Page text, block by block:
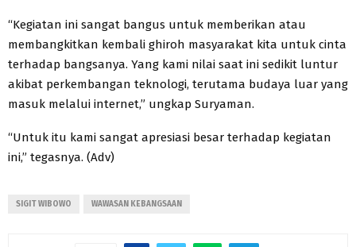
“Kegiatan ini sangat bangus untuk memberikan atau
membangkitkan kembali ghiroh masyarakat kita untuk cinta
terhadap bangsanya. Yang kami nilai saat ini sedikit luntur
akibat perkembangan teknologi, terutama budaya luar yang
masuk melalui internet,” ungkap Suryaman.
“Untuk itu kami sangat apresiasi besar terhadap kegiatan
ini,” tegasnya. (Adv)
SIGIT WIBOWO WAWASAN KEBANGSAAN